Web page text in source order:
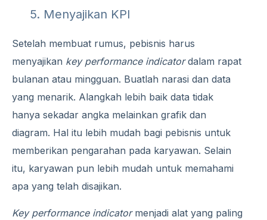
5. Menyajikan KPI
Setelah membuat rumus, pebisnis harus
menyajikan key performance indicatordalam rapat
bulanan atau mingguan. Buatlah narasi dan data
yang menarik. Alangkah lebih baik data tidak
hanya sekadar angka melainkan grafik dan
diagram. Hal itu lebih mudah bagi pebisnis untuk
memberikan pengarahan pada karyawan. Selain
itu, karyawan pun lebih mudah untuk memahami
apa yang telah disajikan.
Key performance indicator menjadi alat yang paling